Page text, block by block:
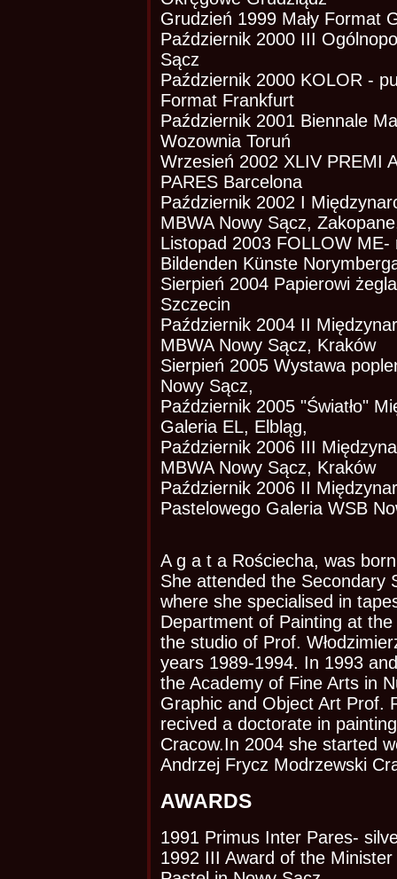
Grudzień 1999 Mały Format
Październik 2000 III
Sącz
Październik 2000 KOLOR -
Format Frankfurt
Październik 2001 Biennale
Wozownia Toruń
Wrzesień 2002 XLIV PREMI
PARES Barcelona
Październik 2002 I
MBWA Nowy Sącz,
Listopad 2003 FOLLOW
Bildenden Künste
Sierpień 2004 Papierowi
Szczecin
Październik 2004 II
MBWA Nowy Sącz, Kraków
Sierpień 2005 Wystawa
Nowy Sącz,
Październik 2005 "Światło"
Galeria EL, Elbląg,
Październik 2006 III
MBWA Nowy Sącz, Kraków
Październik 2006 II
Pastelowego Galeria WSB
A g a t a Rościecha, was
She attended the Secondary
where she specialised in
Department of Painting at
the studio of Prof.
years 1989-1994. In 1993
the Academy of Fine Arts in
Graphic and Object Art Prof.
recived a doctorate in
Cracow.In 2004 she started
Andrzej Frycz Modrzewski
AWARDS
1991 Primus Inter Pares-
1992 III Award of the